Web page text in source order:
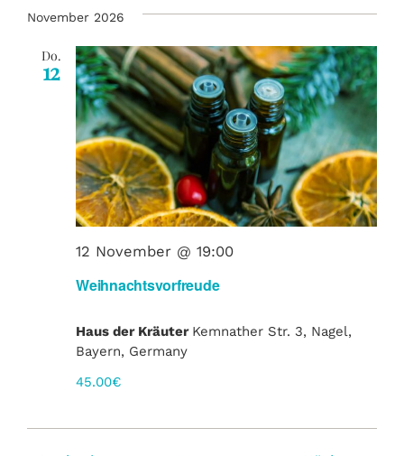
November 2026
Do.
12
Weihnachtsvorfreude
12 November @ 19:00
Haus der Kräuter Kemnather Str. 3, Nagel,
Bayern, Germany
45.00€